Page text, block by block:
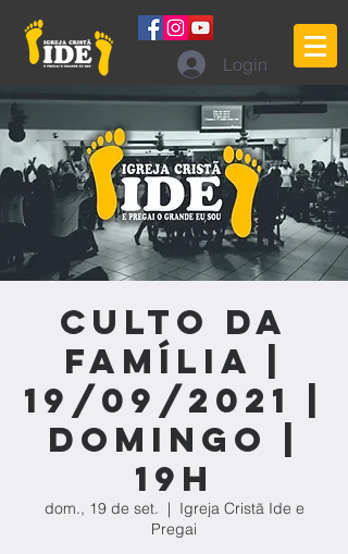
Login
Culto da
Família |
19/09/2021 |
Domingo |
19h
dom., 19 de set.
  |
Igreja Cristã Ide e
Pregai